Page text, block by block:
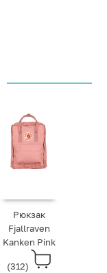
Рюкзак
Fjallraven
Kanken Pink
(312)